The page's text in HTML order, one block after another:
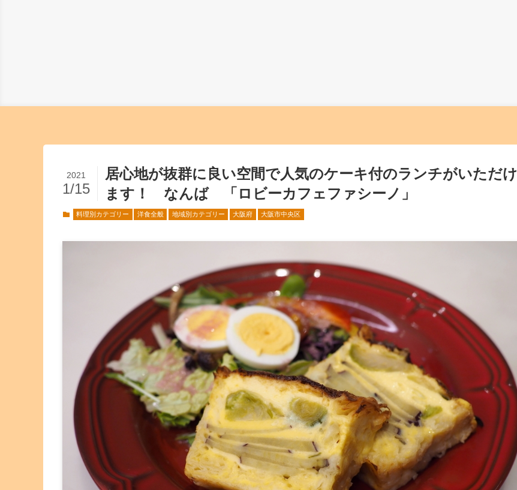
居心地が抜群に良い空間で人気のケーキ付のランチがいただけ
ます！ なんば 「ロビーカフェファシーノ」
2021
1/15
料理別カテゴリー 洋食全般 地域別カテゴリー 大阪府 大阪市中央区